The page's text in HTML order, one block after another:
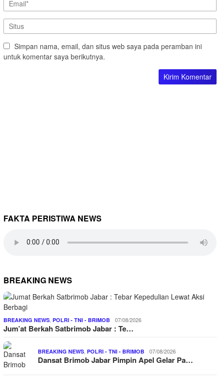
Simpan nama, email, dan situs web saya pada peramban ini
untuk komentar saya berikutnya.
FAKTA PERISTIWA NEWS
BREAKING NEWS
BREAKING NEWS POLRI - TNI - BRIMOB 07/08/2026
Jum’at Berkah Satbrimob Jabar : Te…
BREAKING NEWS POLRI - TNI - BRIMOB 07/08/2026
Dansat Brimob Jabar Pimpin Apel Gelar Pa…